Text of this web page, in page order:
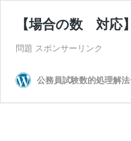
【場合の数 対応
問題 スポンサーリンク
公務員試験数的処理解